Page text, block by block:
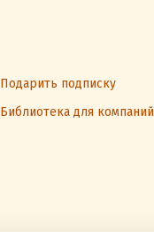
Подарить подписку
Библиотека для компаний